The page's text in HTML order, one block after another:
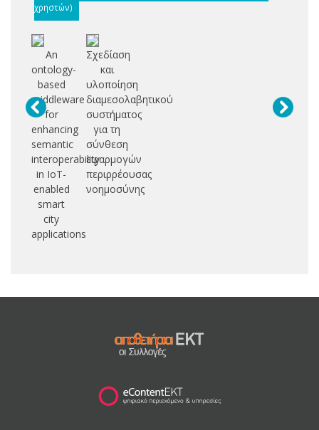
χρηστών)
An
ontology-
based
middleware
for
enhancing
semantic
interoperability
in IoT-
enabled
smart
city
applications
Σχεδίαση
και
υλοποίηση
διαμεσολαβητικού
συστήματος
για τη
σύνθεση
εφαρμογών
περιρρέουσας
νοημοσύνης